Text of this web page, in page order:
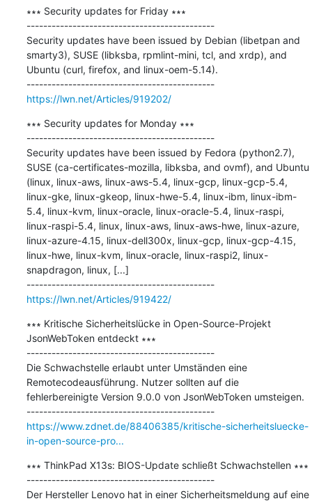
∗∗∗ Security updates for Friday ∗∗∗
---------------------------------------------
Security updates have been issued by Debian (libetpan and
smarty3), SUSE (libksba, rpmlint-mini, tcl, and xrdp), and
Ubuntu (curl, firefox, and linux-oem-5.14).
---------------------------------------------
https://lwn.net/Articles/919202/
∗∗∗ Security updates for Monday ∗∗∗
---------------------------------------------
Security updates have been issued by Fedora (python2.7),
SUSE (ca-certificates-mozilla, libksba, and ovmf), and Ubuntu
(linux, linux-aws, linux-aws-5.4, linux-gcp, linux-gcp-5.4,
linux-gke, linux-gkeop, linux-hwe-5.4, linux-ibm, linux-ibm-
5.4, linux-kvm, linux-oracle, linux-oracle-5.4, linux-raspi,
linux-raspi-5.4, linux, linux-aws, linux-aws-hwe, linux-azure,
linux-azure-4.15, linux-dell300x, linux-gcp, linux-gcp-4.15,
linux-hwe, linux-kvm, linux-oracle, linux-raspi2, linux-
snapdragon, linux, [...]
---------------------------------------------
https://lwn.net/Articles/919422/
∗∗∗ Kritische Sicherheitslücke in Open-Source-Projekt
JsonWebToken entdeckt ∗∗∗
---------------------------------------------
Die Schwachstelle erlaubt unter Umständen eine
Remotecodeausführung. Nutzer sollten auf die
fehlerbereinigte Version 9.0.0 von JsonWebToken umsteigen.
---------------------------------------------
https://www.zdnet.de/88406385/kritische-sicherheitsluecke-
in-open-source-pro...
∗∗∗ ThinkPad X13s: BIOS-Update schließt Schwachstellen ∗∗∗
---------------------------------------------
Der Hersteller Lenovo hat in einer Sicherheitsmeldung auf eine